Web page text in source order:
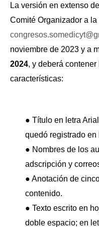
La versión en extenso
Comité Organizador a
noviembre de 2023 y a
2024, y deberá
características:
● Título en letra
quedó registrado
● Nombres de los
adscripción y
● Anotación de
contenido.
● Texto escrito en
doble espacio; en